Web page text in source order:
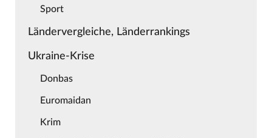
Sport
Ländervergleiche, Länderrankings
Ukraine-Krise
Donbas
Euromaidan
Krim